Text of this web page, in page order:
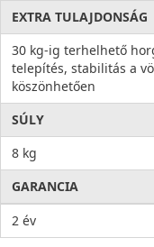
EXTRA TULAJDONSÁG
30 kg-ig terhelhető
telepítés, stabilitás a
köszönhetően
SÚLY
8 kg
GARANCIA
2 év